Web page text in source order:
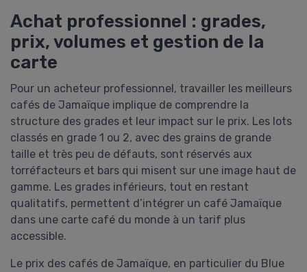
Achat professionnel : grades,
prix, volumes et gestion de la
carte
Pour un acheteur professionnel, travailler les meilleurs
cafés de Jamaïque implique de comprendre la
structure des grades et leur impact sur le prix. Les lots
classés en grade 1 ou 2, avec des grains de grande
taille et très peu de défauts, sont réservés aux
torréfacteurs et bars qui misent sur une image haut de
gamme. Les grades inférieurs, tout en restant
qualitatifs, permettent d’intégrer un café Jamaïque
dans une carte café du monde à un tarif plus
accessible.
Le prix des cafés de Jamaïque, en particulier du Blue